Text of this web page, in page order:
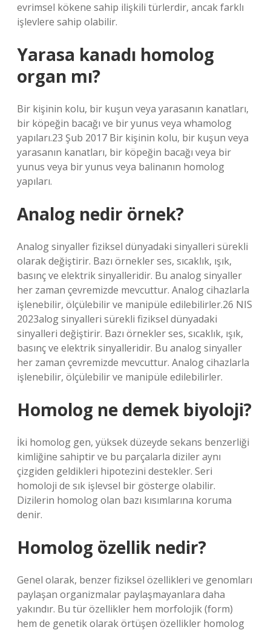
evrimsel kökene sahip ilişkili türlerdir, ancak farklı
işlevlere sahip olabilir.
Yarasa kanadı homolog
organ mı?
Bir kişinin kolu, bir kuşun veya yarasanın kanatları,
bir köpeğin bacağı ve bir yunus veya whamolog
yapıları.23 Şub 2017 Bir kişinin kolu, bir kuşun veya
yarasanın kanatları, bir köpeğin bacağı veya bir
yunus veya bir yunus veya balinanın homolog
yapıları.
Analog nedir örnek?
Analog sinyaller fiziksel dünyadaki sinyalleri sürekli
olarak değiştirir. Bazı örnekler ses, sıcaklık, ışık,
basınç ve elektrik sinyalleridir. Bu analog sinyaller
her zaman çevremizde mevcuttur. Analog cihazlarla
işlenebilir, ölçülebilir ve manipüle edilebilirler.26 NIS
2023alog sinyalleri sürekli fiziksel dünyadaki
sinyalleri değiştirir. Bazı örnekler ses, sıcaklık, ışık,
basınç ve elektrik sinyalleridir. Bu analog sinyaller
her zaman çevremizde mevcuttur. Analog cihazlarla
işlenebilir, ölçülebilir ve manipüle edilebilirler.
Homolog ne demek biyoloji?
İki homolog gen, yüksek düzeyde sekans benzerliği
kimliğine sahiptir ve bu parçalarla diziler aynı
çizgiden geldikleri hipotezini destekler. Seri
homoloji de sık işlevsel bir gösterge olabilir.
Dizilerin homolog olan bazı kısımlarına koruma
denir.
Homolog özellik nedir?
Genel olarak, benzer fiziksel özellikleri ve genomları
paylaşan organizmalar paylaşmayanlara daha
yakındır. Bu tür özellikler hem morfolojik (form)
hem de genetik olarak örtüşen özellikler homolog